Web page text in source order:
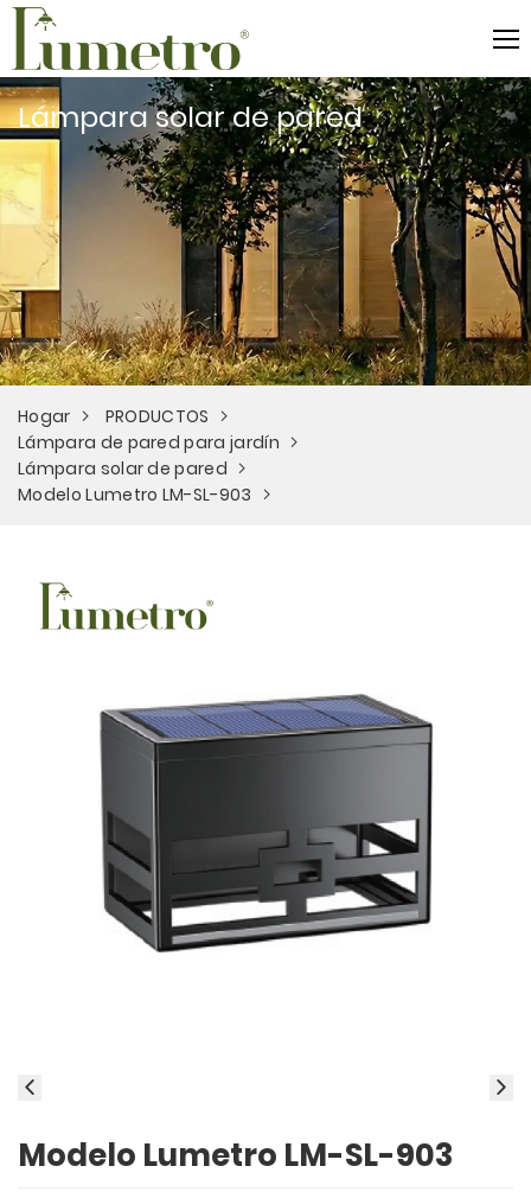
Lámpara solar de pared
Hogar
PRODUCTOS
Lámpara de pared para jardín
Lámpara solar de pared
Modelo Lumetro LM-SL-903
Modelo Lumetro LM-SL-903